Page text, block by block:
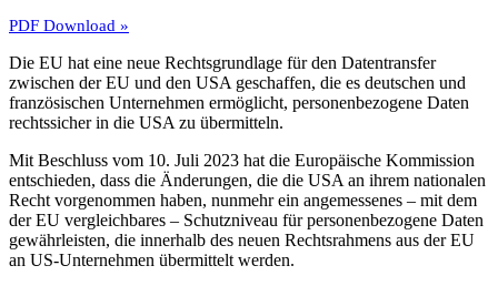
PDF Download »
Die EU hat eine neue Rechtsgrundlage für den Datentransfer
zwischen der EU und den USA geschaffen, die es deutschen und
französischen Unternehmen ermöglicht, personenbezogene Daten
rechtssicher in die USA zu übermitteln.
Mit Beschluss vom 10. Juli 2023 hat die Europäische Kommission
entschieden, dass die Änderungen, die die USA an ihrem nationalen
Recht vorgenommen haben, nunmehr ein angemessenes – mit dem
der EU vergleichbares – Schutzniveau für personenbezogene Daten
gewährleisten, die innerhalb des neuen Rechtsrahmens aus der EU
an US-Unternehmen übermittelt werden.